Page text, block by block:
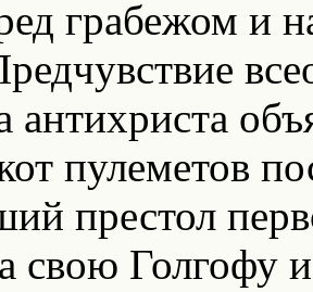
грабежом и
антихриста
пулеметов
престол
свою Голгофу